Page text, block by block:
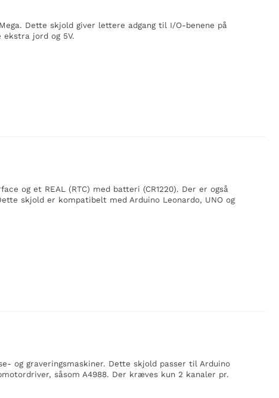
Dette skjold giver lettere adgang til I/O-benene på
jord og 5V.
og et REAL (RTC) med batteri (CR1220). Der er også
skjold er kompatibelt med Arduino Leonardo, UNO og
og graveringsmaskiner. Dette skjold passer til Arduino
såsom A4988. Der kræves kun 2 kanaler pr.